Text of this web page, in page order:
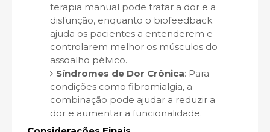
terapia manual pode tratar a dor e a
disfunção, enquanto o biofeedback
ajuda os pacientes a entenderem e
controlarem melhor os músculos do
assoalho pélvico.
Síndromes de Dor Crônica: Para
condições como fibromialgia, a
combinação pode ajudar a reduzir a
dor e aumentar a funcionalidade.